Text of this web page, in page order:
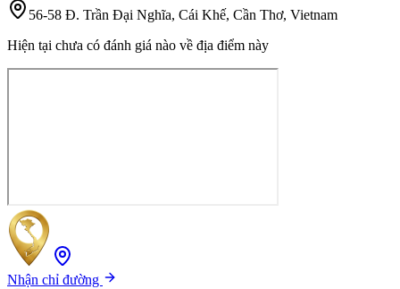
56-58 Đ. Trần Đại Nghĩa, Cái Khế, Cần Thơ, Vietnam
Hiện tại chưa có đánh giá nào về địa điểm này
Nhận chỉ đường